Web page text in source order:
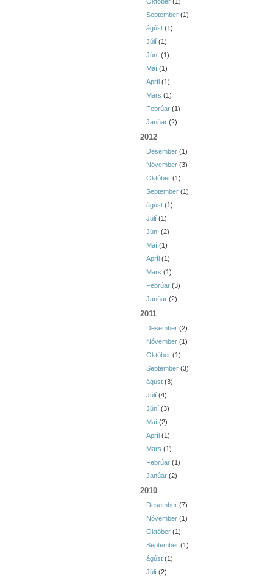
September (1)
ágúst (1)
Júlí (1)
Júní (1)
Maí (1)
Apríl (1)
Mars (1)
Febrúar (1)
Janúar (2)
2012
Desember (1)
Nóvember (3)
Október (1)
September (1)
ágúst (1)
Júlí (1)
Júní (2)
Maí (1)
Apríl (1)
Mars (1)
Febrúar (3)
Janúar (2)
2011
Desember (2)
Nóvember (1)
Október (1)
September (3)
ágúst (3)
Júlí (4)
Júní (3)
Maí (2)
Apríl (1)
Mars (1)
Febrúar (1)
Janúar (2)
2010
Desember (7)
Nóvember (1)
Október (1)
September (1)
ágúst (1)
Júlí (2)